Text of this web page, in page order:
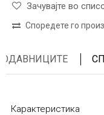
Зачувајте во
Споредете го
Карактеристика